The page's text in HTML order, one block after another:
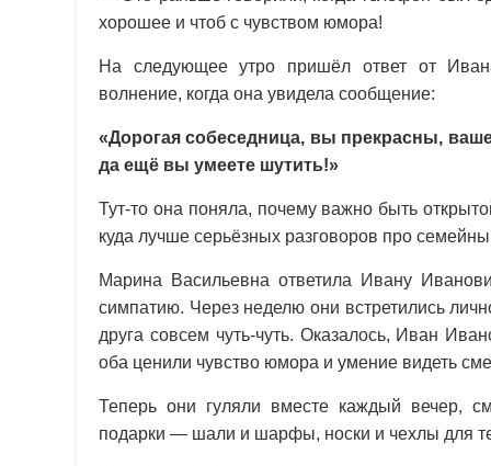
хорошее и чтоб с чувством юмора!
На следующее утро пришёл ответ от
волнение, когда она увидела сообщение:
«Дорогая собеседница, вы прекрасны,
да ещё вы умеете шутить!»
Тут-то она поняла, почему важно быть
куда лучше серьёзных разговоров про
Марина Васильевна ответила Ивану
симпатию. Через неделю они встретились
друга совсем чуть-чуть. Оказалось, Иван
оба ценили чувство юмора и умение видеть
Теперь они гуляли вместе каждый вечер,
подарки — шали и шарфы, носки и чехлы для